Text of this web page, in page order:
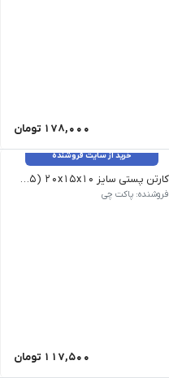
178,000 تومان
خرید از سایت فروشنده
کارتن پستی سایز 20x15x10 (25 عدد)
فروشنده: پاکت چی
117,500 تومان